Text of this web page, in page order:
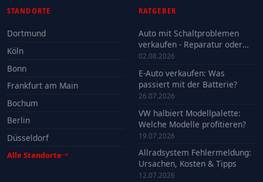
STANDORTE
Dortmund
Köln
Bonn
Frankfurt am Main
Bochum
Berlin
Düsseldorf
Alle Standorte
RATGEBER
Auto mit Schaltproblemen
verkaufen - Reparatur oder
Verkauf?
02.08.2026
E-Auto verkaufen: Was
passiert mit der Batterie?
26.07.2026
VW halbiert Modellpalette:
Welche Modelle profitieren?
19.07.2026
Allradsystem Fehlermeldung:
Ursachen, Kosten & Tipps
12.07.2026